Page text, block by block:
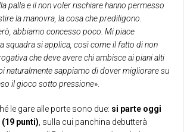
palla e il non voler rischiare hanno permesso
la manovra, la cosa che prediligono.
abbiamo concesso poco. Mi piace
squadra si applica, così come il fatto di non
che deve avere chi ambisce ai piani alti
naturalmente sappiamo di dover migliorare su
il gioco sotto pressione».
le gare alle porte sono due: si parte oggi
punti) , sulla cui panchina debutterà